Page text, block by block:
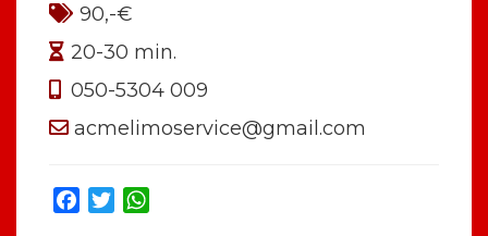
90,-€
20-30 min.
050-5304 009
acmelimoservice@gmail.com
Facebook
Twitter